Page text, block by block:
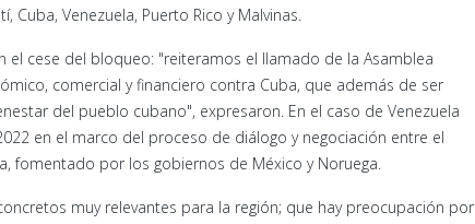
Venezuela, Puerto Rico y Malvinas.
cese del bloqueo: "reiteramos el llamado de la Asamblea
comercial y financiero contra Cuba, que además de ser
del pueblo cubano", expresaron. En el caso de Venezuela
en el marco del proceso de diálogo y negociación entre el
fomentado por los gobiernos de México y Noruega.
muy relevantes para la región; que hay preocupación por